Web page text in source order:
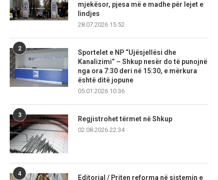
mjekësor, pjesa më e madhe për lejet e
lindjes
28.07.2026 15:52
2
Sportelet e NP “Ujësjellësi dhe
Kanalizimi” – Shkup nesër do të punojnë
nga ora 7:30 deri në 15:30, e mërkura
është ditë jopune
05.01.2026 10:36
3
Regjistrohet tërmet në Shkup
02.08.2026 22:34
4
Editorial / Priten reforma në sistemin e